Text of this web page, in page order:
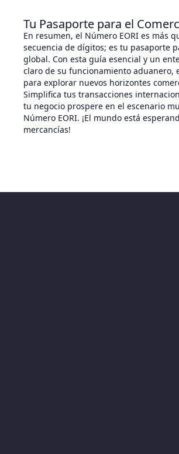
Tu Pasaporte para el
En resumen, el Número EORI es más
secuencia de dígitos; es tu pasaporte
global. Con esta guía esencial y un
claro de su funcionamiento aduanero,
para explorar nuevos horizontes
Simplifica tus transacciones
tu negocio prospere en el escenario
Número EORI. ¡El mundo está
mercancías!